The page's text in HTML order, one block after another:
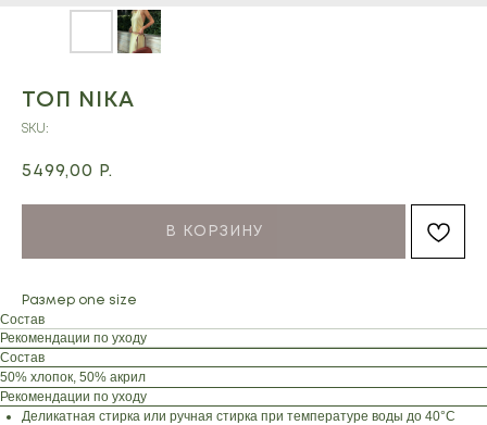
ТОП NIKA
SKU:
5499,00 Р.
В КОРЗИНУ
Размер one size
Состав
Рекомендации по уходу
Состав
50% хлопок, 50% акрил
Рекомендации по уходу
Деликатная стирка или ручная стирка при температуре воды до 40°C